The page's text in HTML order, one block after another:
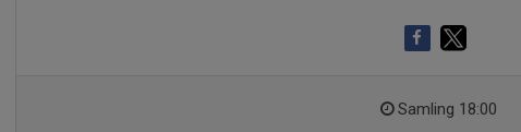
Samling 18:00